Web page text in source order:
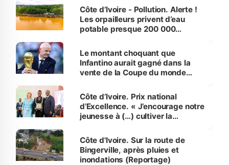
Côte d’Ivoire - Pollution. Alerte !
Les orpailleurs privent d’eau
potable presque 200 000
Le montant choquant que
Infantino aurait gagné dans la
vente de la Coupe du monde
Côte d’Ivoire. Prix national
d’Excellence. « J’encourage notre
jeunesse à (…) cultiver la
(Alassane Ouattara
Côte d'Ivoire. Sur la route de
Bingerville, après pluies et
inondations (Reportage)